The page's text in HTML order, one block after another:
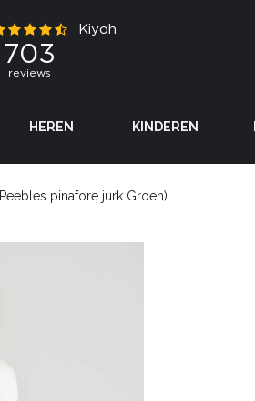
HEREN KINDEREN
Peebles pinafore jurk Groen)